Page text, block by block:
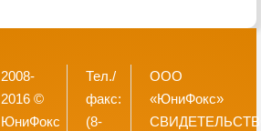
2008-
2016 ©
ЮниФокс
Тел./
факс:
(8-
ООО
«ЮниФокс»